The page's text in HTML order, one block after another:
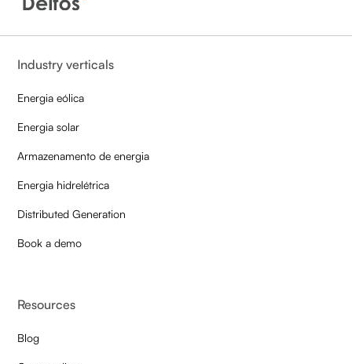
Industry verticals
Energia eólica
Energia solar
Armazenamento de energia
Energia hidrelétrica
Distributed Generation
Book a demo
Resources
Blog